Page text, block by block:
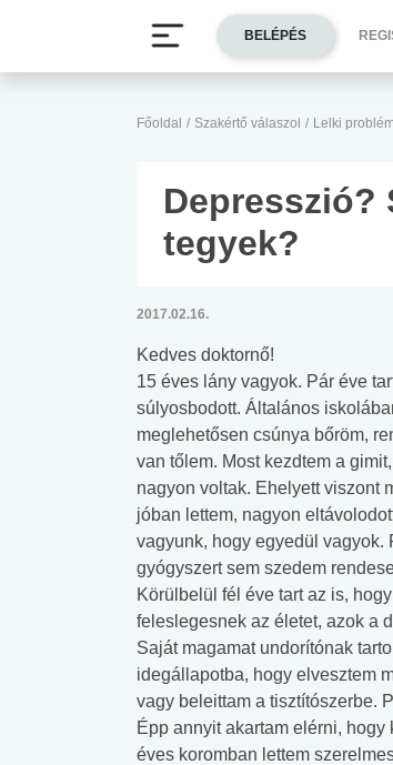
Főoldal / Szakértő válaszol / Lelki
Depresszió?
tegyek?
2017.02.16.
Kedves doktornő!
15 éves lány vagyok. Pár éve
súlyosbodott. Általános
meglehetősen csúnya bőröm,
van tőlem. Most kezdtem a
nagyon voltak. Ehelyett viszont
jóban lettem, nagyon
vagyunk, hogy egyedül vagyok.
gyógyszert sem szedem
Körülbelül fél éve tart az is,
feleslegesnek az életet, azok a
Saját magamat undorítónak
idegállapotba, hogy elvesztem
vagy beleittam a tisztítószerbe.
Épp annyit akartam elérni,
éves koromban lettem
BELÉPÉS